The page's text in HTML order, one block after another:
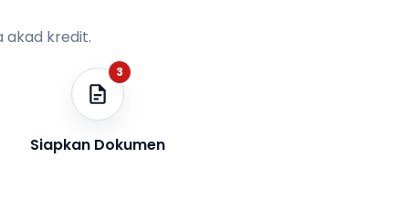
akad kredit.
3
Siapkan Dokumen